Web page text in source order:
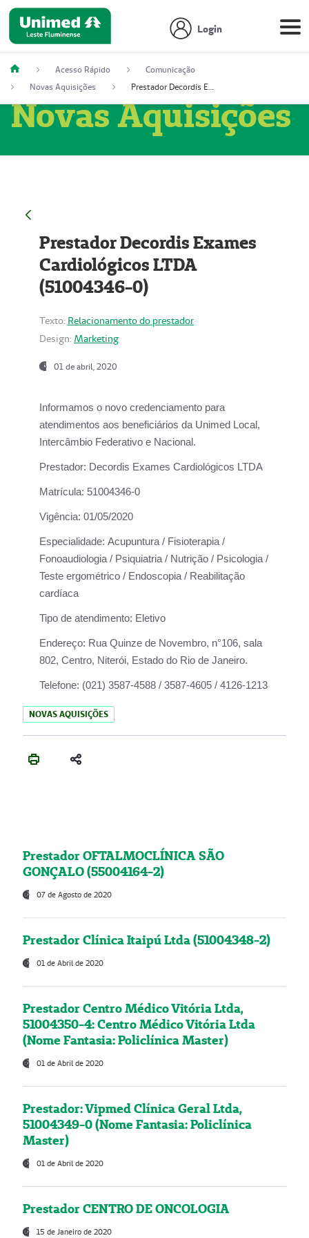
Login
Acesso Rápido
Comunicação
Novas Aquisições
Prestador Decordis Exames Cardiológicos LTDA (51004346-0)
Novas Aquisições
Prestador Decordis Exames
Cardiológicos LTDA
(51004346-0)
Texto: Relacionamento do prestador
Design: Marketing
01 de abril, 2020
Informamos o novo credenciamento para
atendimentos aos beneficiários da Unimed Local,
Intercâmbio Federativo e Nacional.
Prestador: Decordis Exames Cardiológicos LTDA
Matrícula: 51004346-0
Vigência: 01/05/2020
Especialidade: Acupuntura / Fisioterapia /
Fonoaudiologia / Psiquiatria / Nutrição / Psicologia /
Teste ergométrico / Endoscopia / Reabilitação
cardíaca
Tipo de atendimento: Eletivo
Endereço: Rua Quinze de Novembro, n°106, sala
802, Centro, Niterói, Estado do Rio de Janeiro.
Telefone: (021) 3587-4588 / 3587-4605 / 4126-1213
NOVAS AQUISIÇÕES
Prestador OFTALMOCLÍNICA SÃO
GONÇALO (55004164-2)
07 de Agosto de 2020
Prestador Clínica Itaipú Ltda (51004348-2)
01 de Abril de 2020
Prestador Centro Médico Vitória Ltda,
51004350-4: Centro Médico Vitória Ltda
(Nome Fantasia: Policlínica Master)
01 de Abril de 2020
Prestador: Vipmed Clínica Geral Ltda,
51004349-0 (Nome Fantasia: Policlínica
Master)
01 de Abril de 2020
Prestador CENTRO DE ONCOLOGIA
15 de Janeiro de 2020